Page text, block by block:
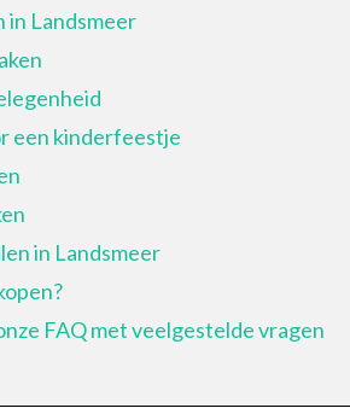
in Landsmeer
een kinderfeestje
in Landsmeer
FAQ met veelgestelde vragen